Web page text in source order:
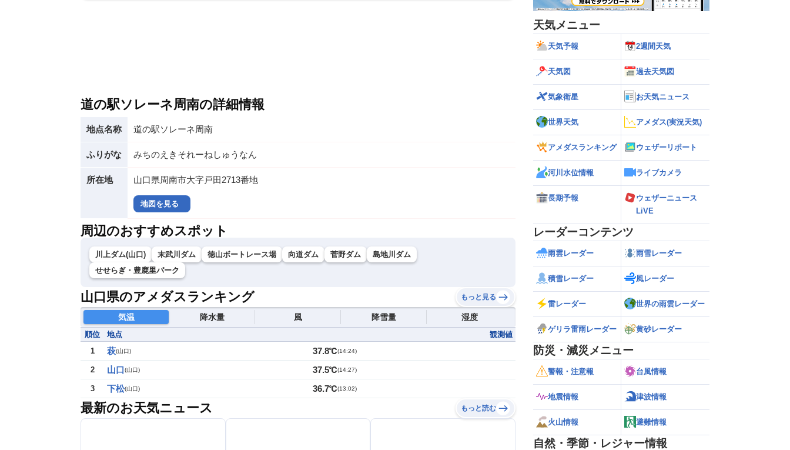
道の駅ソレーネ周南の詳細情報
地点名称 道の駅ソレーネ周南
ふりがな みちのえきそれーねしゅうなん
所在地 山口県周南市大字戸田2713番地
地図を見る
周辺のおすすめスポット
川上ダム(山口) 末武川ダム 徳山ボートレース場 向道ダム 菅野ダム
島地川ダム
せせらぎ・豊鹿里パーク
山口県のアメダスランキング もっと見る
気温 降水量 風 降雪量 湿度
順位 地点
観測値
1
萩(山口) 37.8℃(14:24)
2 山口(山口) 37.5℃(14:27)
3 下松(山口) 36.7℃(13:02)
最新のお天気ニュース もっと読む
天気メニュー
天気予報 2週間天気
天気図 過去天気図
気象衛星 お天気ニュース
世界天気 アメダス(実況天気)
アメダスランキング ウェザーリポート
河川水位情報 ライブカメラ
長期予報
ウェザーニュース
LiVE
レーダーコンテンツ
雨雲レーダー 雨雪レーダー
積雪レーダー 風レーダー
雷レーダー 世界の雨雲レーダー
ゲリラ雷雨レーダー 黄砂レーダー
防災・減災メニュー
警報・注意報 台風情報
地震情報 津波情報
火山情報 避難情報
自然・季節・レジャー情報